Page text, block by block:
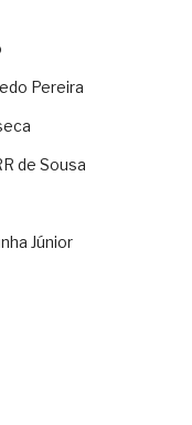
Pereira
de Sousa
Júnior